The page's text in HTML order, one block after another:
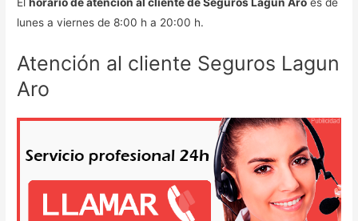
lunes a viernes de 8:00 h a 20:00 h.
Atención al cliente Seguros Lagun
Aro